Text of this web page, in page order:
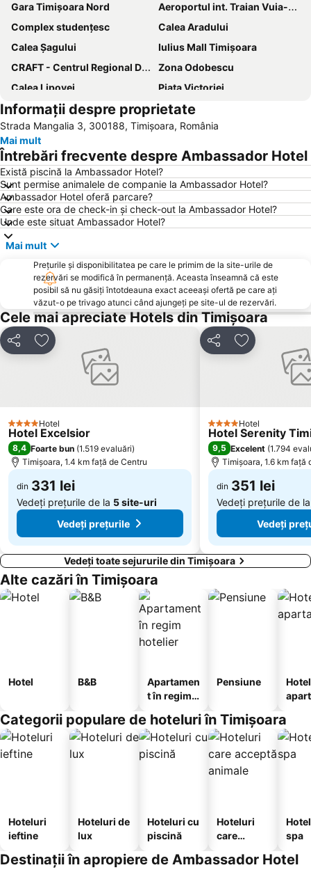
Gara Timişoara Nord
Aeroportul int. Traian Vuia-Timișoara
Complex studențesc
Calea Aradului
Calea Șagului
Iulius Mall Timişoara
CRAFT - Centrul Regional De Afaceri Timişoara
Zona Odobescu
Calea Lipovei
Piaţa Victoriei
Cartierul Girocului
Torontalului
Circumvalațiunii
Piața Unirii
Aeroportul International Arad
Muzeul Banatului
Freidorf
Ghiroda
Catedrala Mitropolitană
Parcul Central
Soarelui
Stadionul Dan Păltinișanu
Mehala
Ronaț
Braytim
Iosefin
Cetate
Plaja ZHH
Opera Națională Română Timișoara
Lunei
Fratelia
Tipografilor
Calea Aradului Vest
Ciarda Roșie
Informații despre proprietate
Strada Mangalia 3, 300188, Timișoara, România
Mai mult
Întrebări frecvente despre Ambassador Hotel
Există piscină la Ambassador Hotel?
Sunt permise animalele de companie la Ambassador Hotel?
Ambassador Hotel oferă parcare?
Care este ora de check-in și check-out la Ambassador Hotel?
Unde este situat Ambassador Hotel?
Mai mult
Prețurile și disponibilitatea pe care le primim de la site-urile de
rezervări se modifică în permanență. Aceasta înseamnă că este
posibil să nu găsiți întotdeauna exact aceeași ofertă pe care ați
văzut-o pe trivago atunci când ajungeți pe site-ul de rezervări.
Cele mai apreciate Hotels din Timișoara
DistribuițiAdăugaţi la favorite
4 Stele Hotel
Hotel Excelsior
8,4 Foarte bun (1.519 evaluări)
Timișoara, 1.4 km faţă de Centru
din 331 lei
Vedeți prețurile de la 5 site-uri
Vedeți prețurile
DistribuițiAdăugaţi la
4 Stele Hotel
Hotel Serenity
9,5 Excelent (1.794
Timișoara, 1.6 km faţă
din 351 lei
Vedeți prețurile de
Vedeți
Vedeți toate sejururile din Timișoara
Alte cazări în Timișoara
Hotel B&B
Apartamen
t în regim
Pensiune
Categorii populare de hoteluri în Timișoara
Hoteluri
ieftine
Hoteluri de
lux
Hoteluri cu
piscină
Hoteluri
care
animale
spa
Destinații în apropiere de Ambassador Hotel